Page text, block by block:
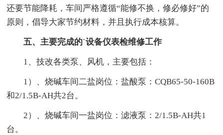
还要节能降耗，车间严格遵循“能修不换，修必修好”的
原则，倡导大家节约材料，并且执行成本核算。
五、主要完成的`设备仪表检维修工作
1、技改各类泵、风机，主要包括：
1）、烧碱车间二盐岗位：盐酸泵：CQB65-50-160B
和2/1.5B-AH共2台。
2）、烧碱车间一盐岗位：滤液泵：2/1.5B-AH共1
台。